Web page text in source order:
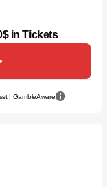
in Tickets
| GambleAware